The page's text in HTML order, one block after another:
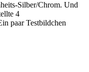
Silber/Chrom. Und
4
paar Testbildchen